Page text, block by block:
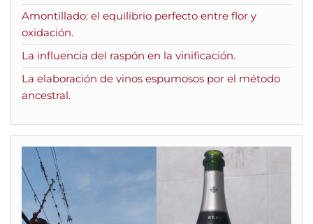
Amontillado: el equilibrio perfecto entre flor y
oxidación.
La influencia del raspón en la vinificación.
La elaboración de vinos espumosos por el método
ancestral.